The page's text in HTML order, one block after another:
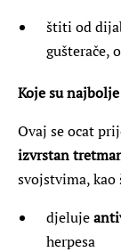
štiti od
gušterače,
Koje su
Ovaj se ocat
izvrstan
svojstvima, kao
djeluje
herpesa